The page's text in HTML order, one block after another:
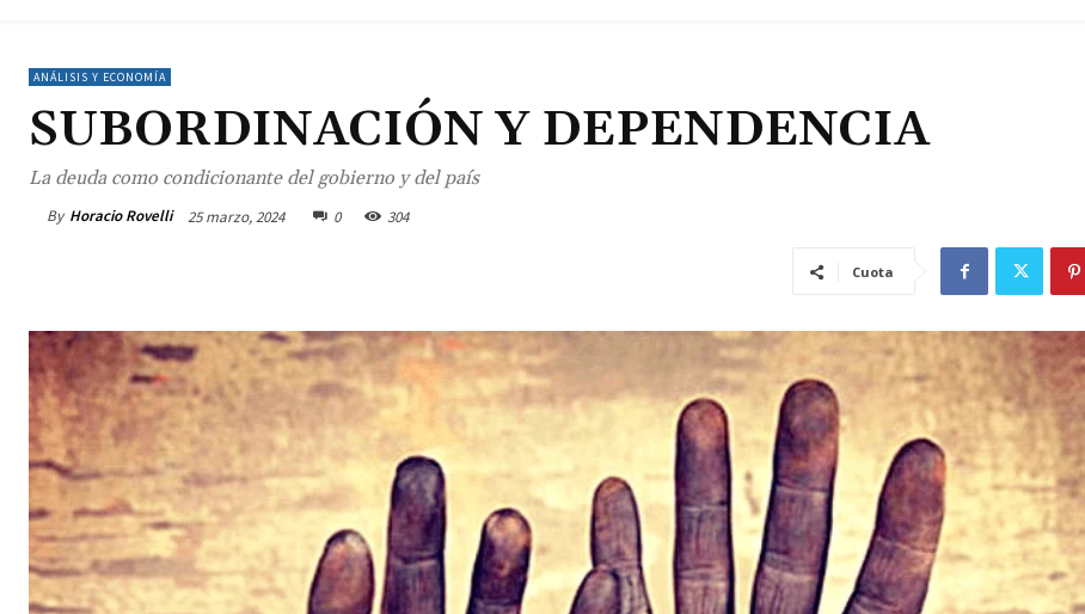
ANÁLISIS Y ECONOMÍA
SUBORDINACIÓN Y DEPENDENCIA
La deuda como condicionante del gobierno y del país
By Horacio Rovelli 25 marzo, 2024 0 304
Cuota